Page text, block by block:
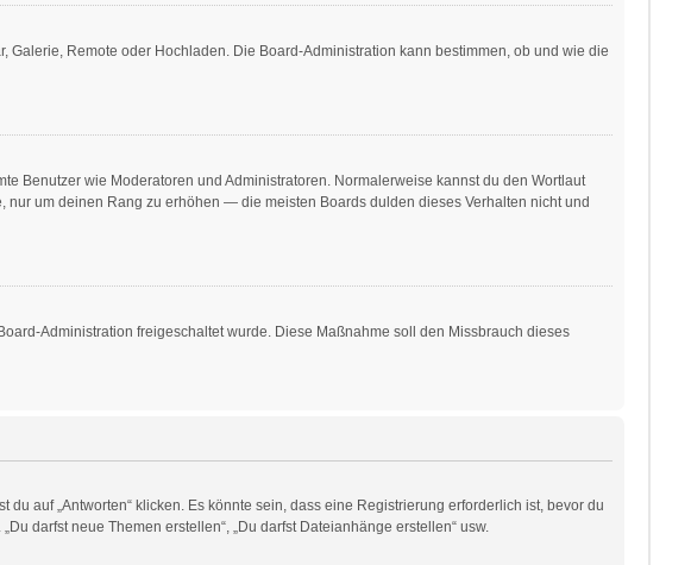
Remote oder Hochladen. Die Board-Administration kann bestimmen, ob und wie die
Benutzer wie Moderatoren und Administratoren. Normalerweise kannst du den Wortlaut
um deinen Rang zu erhöhen — die meisten Boards dulden dieses Verhalten nicht und
Administration freigeschaltet wurde. Diese Maßnahme soll den Missbrauch dieses
auf „Antworten“ klicken. Es könnte sein, dass eine Registrierung erforderlich ist, bevor du
darfst neue Themen erstellen“, „Du darfst Dateianhänge erstellen“ usw.